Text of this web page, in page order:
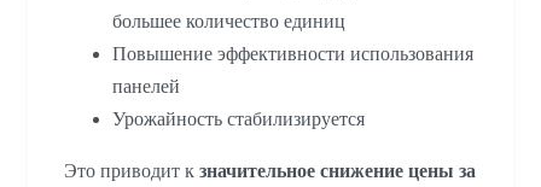
большее количество единиц
Повышение эффективности использования
панелей
Урожайность стабилизируется
Это приводит к значительное снижение цены за